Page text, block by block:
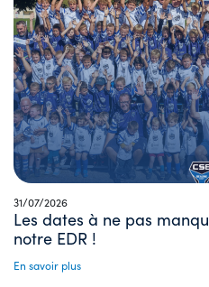
31/07/2026
Les dates à ne pas
notre EDR !
En savoir plus